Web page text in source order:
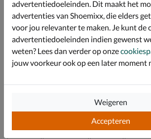
delicht ondersteuning en demping loop
comfortabel rond.
Afgewerkt met een grove profielzool
stabiliteit geeft tijdens het lopen.
Bekijk meer
advertentiedoeleinden. Dit maakt het
advertenties van Shoemixx, die elders
voor jou relevanter te maken. Je kunt de
advertentiedoeleinden indien gewenst
weten? Lees dan verder op onze
jouw voorkeur ook op een later moment
Accepteren
Weigeren